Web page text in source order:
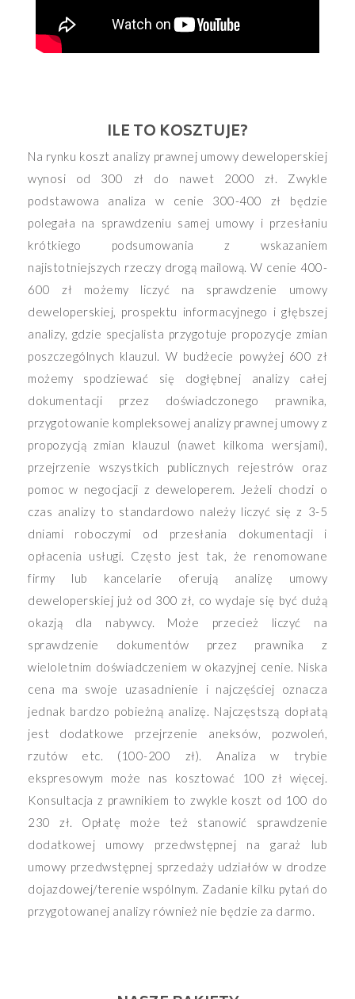
ILE TO KOSZTUJE?
Na rynku koszt analizy prawnej umowy deweloperskiej
wynosi od 300 zł do nawet 2000 zł. Zwykle
podstawowa analiza w cenie 300-400 zł będzie
polegała na sprawdzeniu samej umowy i przesłaniu
krótkiego podsumowania z wskazaniem
najistotniejszych rzeczy drogą mailową. W cenie 400-
600 zł możemy liczyć na sprawdzenie umowy
deweloperskiej, prospektu informacyjnego i głębszej
analizy, gdzie specjalista przygotuje propozycje zmian
poszczególnych klauzul. W budżecie powyżej 600 zł
możemy spodziewać się dogłębnej analizy całej
dokumentacji przez doświadczonego prawnika,
przygotowanie kompleksowej analizy prawnej umowy z
propozycją zmian klauzul (nawet kilkoma wersjami),
przejrzenie wszystkich publicznych rejestrów oraz
pomoc w negocjacji z deweloperem. Jeżeli chodzi o
czas analizy to standardowo należy liczyć się z 3-5
dniami roboczymi od przesłania dokumentacji i
opłacenia usługi. Często jest tak, że renomowane
firmy lub kancelarie oferują analizę umowy
deweloperskiej już od 300 zł, co wydaje się być dużą
okazją dla nabywcy. Może przecież liczyć na
sprawdzenie dokumentów przez prawnika z
wieloletnim doświadczeniem w okazyjnej cenie. Niska
cena ma swoje uzasadnienie i najczęściej oznacza
jednak bardzo pobieżną analizę. Najczęstszą dopłatą
jest dodatkowe przejrzenie aneksów, pozwoleń,
rzutów etc. (100-200 zł). Analiza w trybie
ekspresowym może nas kosztować 100 zł więcej.
Konsultacja z prawnikiem to zwykle koszt od 100 do
230 zł. Opłatę może też stanowić sprawdzenie
dodatkowej umowy przedwstępnej na garaż lub
umowy przedwstępnej sprzedaży udziałów w drodze
dojazdowej/terenie wspólnym. Zadanie kilku pytań do
przygotowanej analizy również nie będzie za darmo.